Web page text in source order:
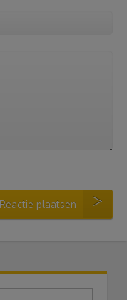
Reactie plaatsen